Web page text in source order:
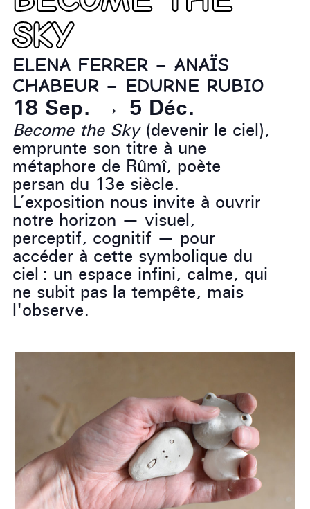
SKY
ELENA FERRER – ANAÏS
CHABEUR – EDURNE RUBIO
18 Sep. → 5 Déc.
Become the Sky(devenir le ciel),
emprunte son titre à une
métaphore de Rûmî, poète
persan du 13e siècle.
L’exposition nous invite à ouvrir
notre horizon — visuel,
perceptif, cognitif — pour
accéder à cette symbolique du
ciel : un espace infini, calme, qui
ne subit pas la tempête, mais
l'observe.